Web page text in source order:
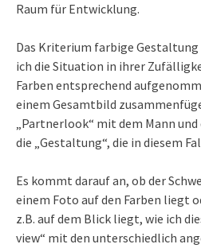
Raum für Entwicklung.
Das Kriterium farbige Gestaltung
ich die Situation in ihrer
Farben entsprechend
einem Gesamtbild
„Partnerlook“ mit dem Mann
die „Gestaltung“, die in diesem
Es kommt darauf an, ob der
einem Foto auf den Farben liegt
z.B. auf dem Blick liegt, wie ich
view“ mit den unterschiedlich